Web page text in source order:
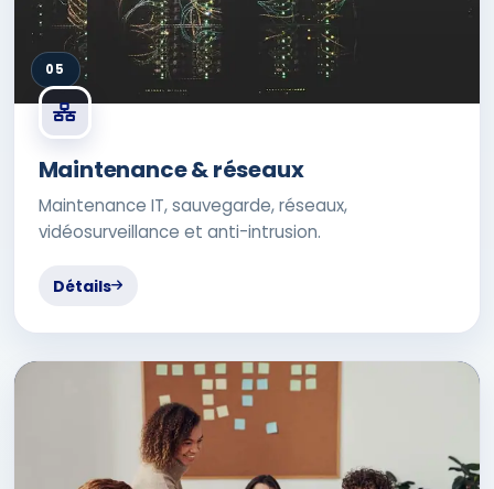
05
Maintenance & réseaux
Maintenance IT, sauvegarde, réseaux,
vidéosurveillance et anti-intrusion.
Détails